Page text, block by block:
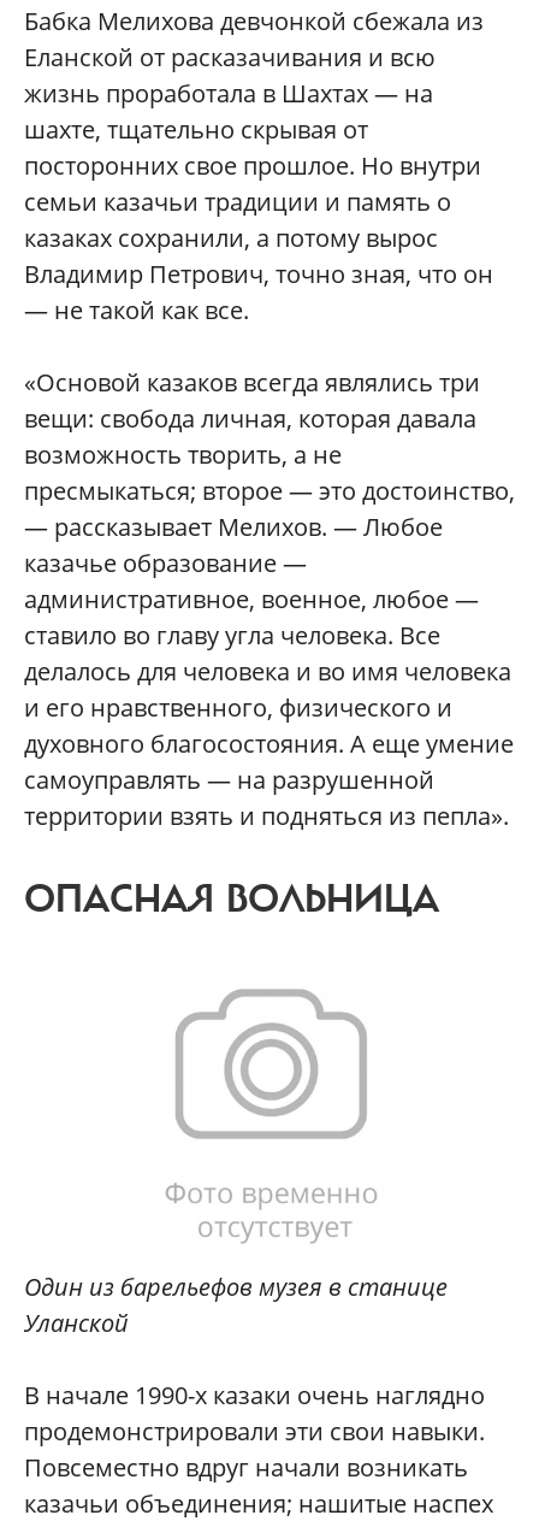
Бабка Мелихова девчонкой сбежала из
Еланской от расказачивания и всю
жизнь проработала в Шахтах — на
шахте, тщательно скрывая от
посторонних свое прошлое. Но внутри
семьи казачьи традиции и память о
казаках сохранили, а потому вырос
Владимир Петрович, точно зная, что он
— не такой как все.
«Основой казаков всегда являлись три
вещи: свобода личная, которая давала
возможность творить, а не
пресмыкаться; второе — это достоинство,
— рассказывает Мелихов. — Любое
казачье образование —
административное, военное, любое —
ставило во главу угла человека. Все
делалось для человека и во имя человека
и его нравственного, физического и
духовного благосостояния. А еще умение
самоуправлять — на разрушенной
территории взять и подняться из пепла».
ОПАСНАЯ ВОЛЬНИЦА
Один из барельефов музея в станице
Уланской
В начале 1990-х казаки очень наглядно
продемонстрировали эти свои навыки.
Повсеместно вдруг начали возникать
казачьи объединения; нашитые наспех